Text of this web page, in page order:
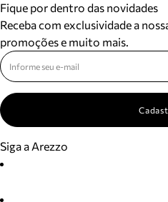
Fique por dentro das novidades
Receba com exclusividade a
promoções e muito mais.
Siga a Arezzo